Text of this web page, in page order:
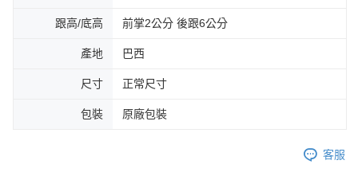
跟高/底高 前掌2公分 後跟6公分
產地 巴西
尺寸 正常尺寸
包裝 原廠包裝
客服